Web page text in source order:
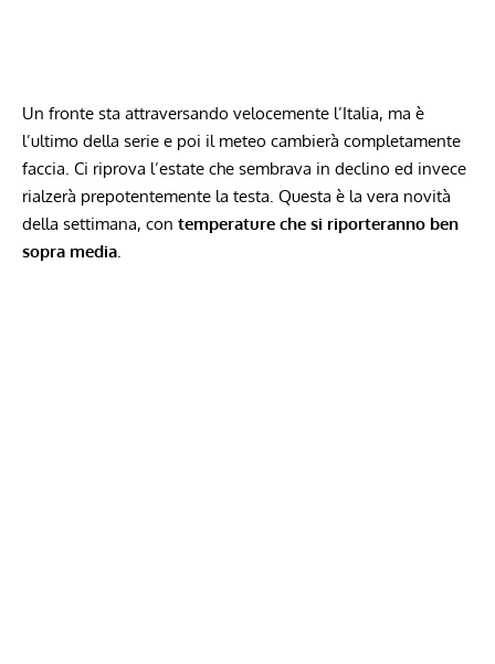
Un fronte sta attraversando velocemente l’Italia, ma è
l’ultimo della serie e poi il meteo cambierà completamente
faccia. Ci riprova l’estate che sembrava in declino ed invece
rialzerà prepotentemente la testa. Questa è la vera novità
della settimana, con temperature che si riporteranno ben
sopra media.